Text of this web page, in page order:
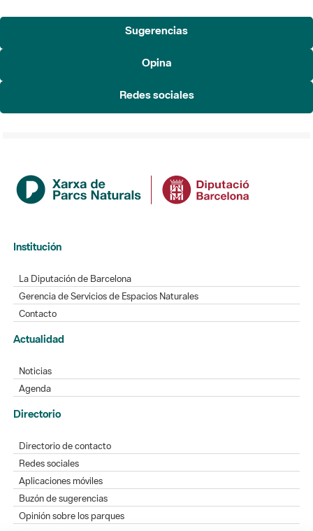
Sugerencias
Opina
Redes sociales
Institución
La Diputación de Barcelona
Gerencia de Servicios de Espacios Naturales
Contacto
Actualidad
Noticias
Agenda
Directorio
Directorio de contacto
Redes sociales
Aplicaciones móviles
Buzón de sugerencias
Opinión sobre los parques